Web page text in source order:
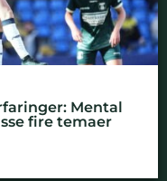
Mental
fire temaer